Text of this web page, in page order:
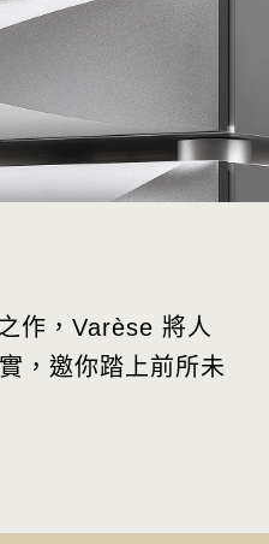
作，Varèse 將人
，邀你踏上前所未